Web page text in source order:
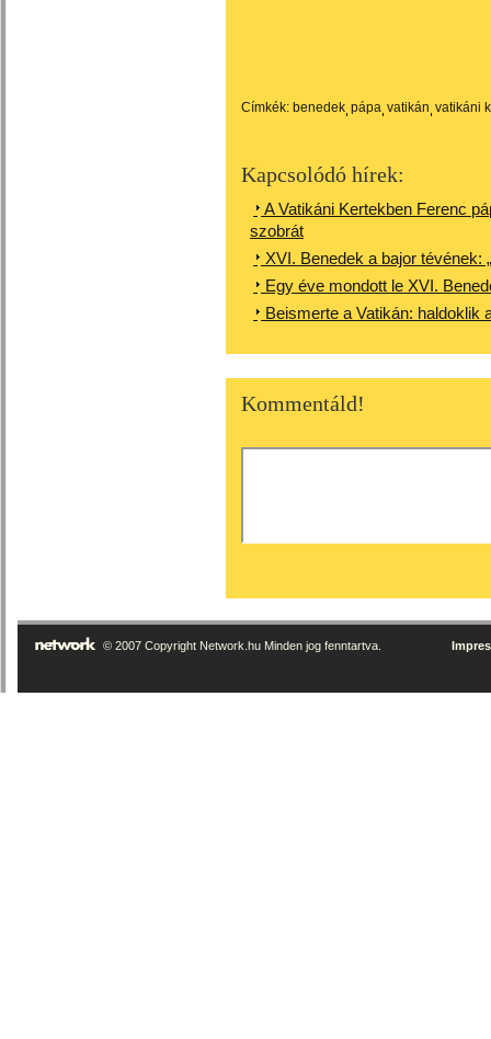
Címkék: benedek pápa vatikán vatikáni
Kapcsolódó hírek:
A Vatikáni Kertekben Ferenc
szobrát
XVI. Benedek a bajor tévének:
Egy éve mondott le XVI.
Beismerte a Vatikán: haldoklik
Kommentáld!
© 2007 Copyright Network.hu Minden jog fenntartva.